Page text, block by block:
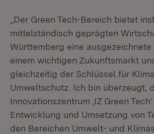
„Der Green Tech-Bereich bietet
mittelständisch geprägten
Württemberg eine
einem wichtigen Zukunftsmarkt
gleichzeitig der Schlüssel für
Umweltschutz. Ich bin überzeugt,
Innovationszentrum ‚IZ Green
Entwicklung und Umsetzung von
den Bereichen Umwelt- und